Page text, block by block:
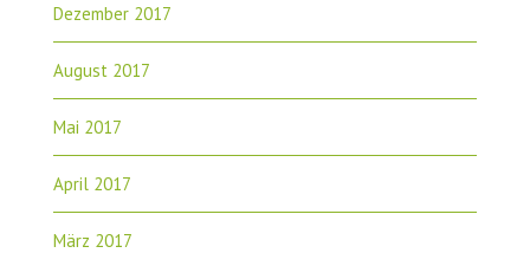
Dezember 2017
August 2017
Mai 2017
April 2017
März 2017